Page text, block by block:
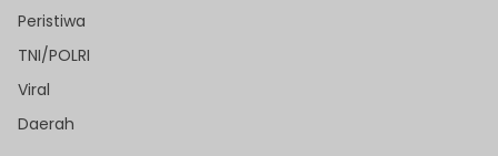
Peristiwa
TNI/POLRI
Viral
Daerah